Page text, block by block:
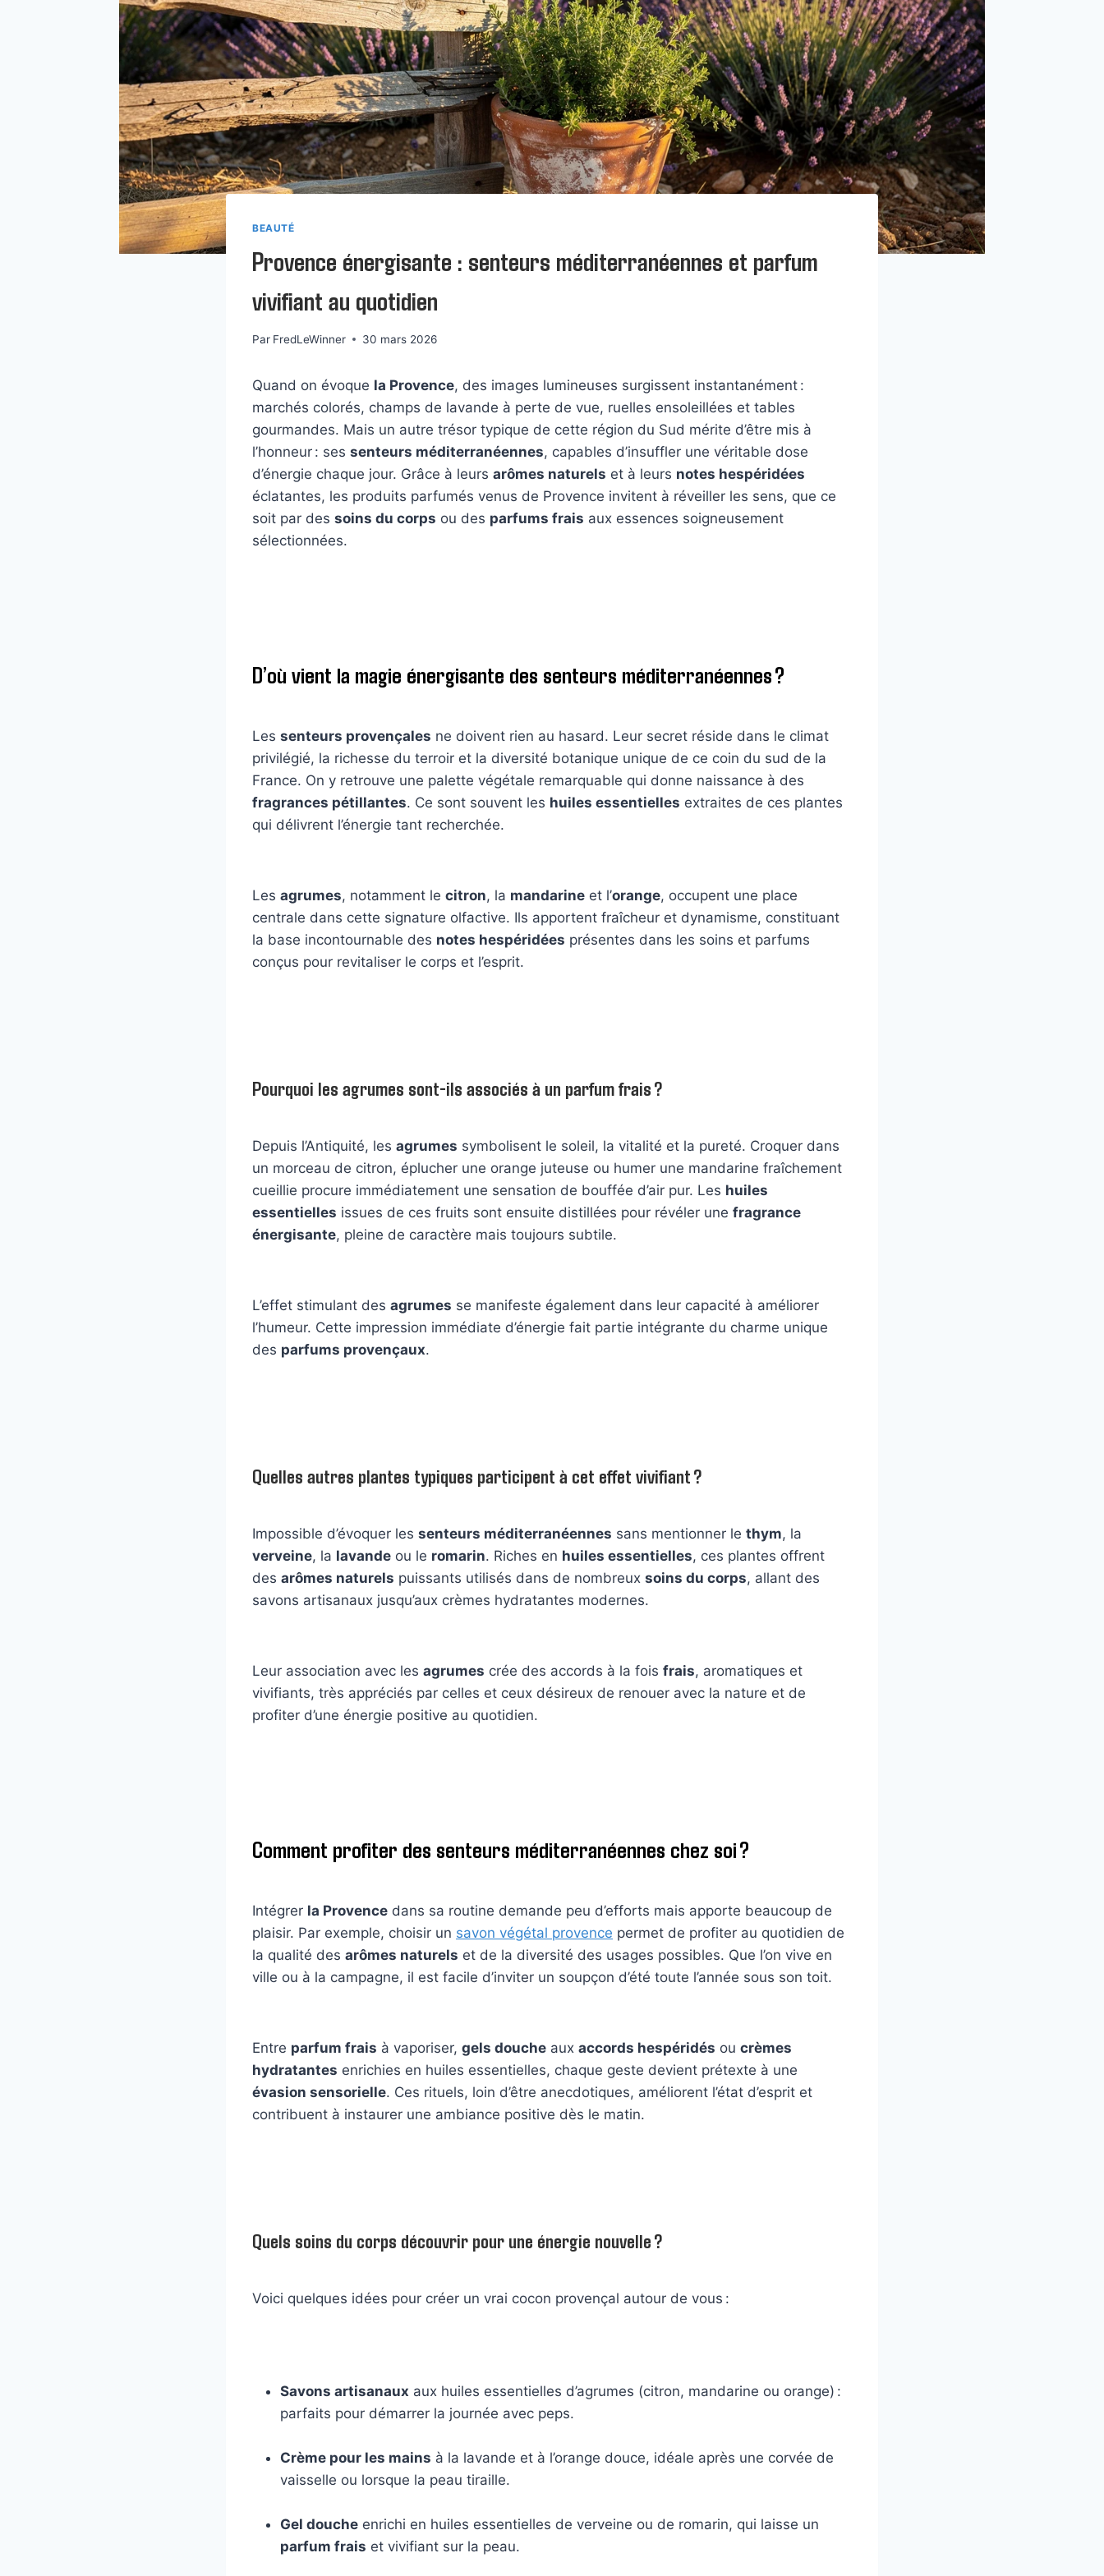
BEAUTÉ
Provence énergisante : senteurs méditerranéennes et parfum
vivifiant au quotidien
Par FredLeWinner 30 mars 2026
Quand on évoque la Provence, des images lumineuses surgissent instantanément :
marchés colorés, champs de lavande à perte de vue, ruelles ensoleillées et tables
gourmandes. Mais un autre trésor typique de cette région du Sud mérite d’être mis à
l’honneur : ses senteurs méditerranéennes, capables d’insuffler une véritable dose
d’énergie chaque jour. Grâce à leurs arômes naturels et à leurs notes hespéridées
éclatantes, les produits parfumés venus de Provence invitent à réveiller les sens, que ce
soit par des soins du corps ou des parfums frais aux essences soigneusement
sélectionnées.
D’où vient la magie énergisante des senteurs méditerranéennes ?
Les senteurs provençales ne doivent rien au hasard. Leur secret réside dans le climat
privilégié, la richesse du terroir et la diversité botanique unique de ce coin du sud de la
France. On y retrouve une palette végétale remarquable qui donne naissance à des
fragrances pétillantes. Ce sont souvent les huiles essentielles extraites de ces plantes
qui délivrent l’énergie tant recherchée.
Les agrumes, notamment le citron, la mandarine et l’orange, occupent une place
centrale dans cette signature olfactive. Ils apportent fraîcheur et dynamisme, constituant
la base incontournable des notes hespéridées présentes dans les soins et parfums
conçus pour revitaliser le corps et l’esprit.
Pourquoi les agrumes sont-ils associés à un parfum frais ?
Depuis l’Antiquité, les agrumes symbolisent le soleil, la vitalité et la pureté. Croquer dans
un morceau de citron, éplucher une orange juteuse ou humer une mandarine fraîchement
cueillie procure immédiatement une sensation de bouffée d’air pur. Les huiles
essentielles issues de ces fruits sont ensuite distillées pour révéler une fragrance
énergisante, pleine de caractère mais toujours subtile.
L’effet stimulant des agrumes se manifeste également dans leur capacité à améliorer
l’humeur. Cette impression immédiate d’énergie fait partie intégrante du charme unique
des parfums provençaux.
Quelles autres plantes typiques participent à cet effet vivifiant ?
Impossible d’évoquer les senteurs méditerranéennes sans mentionner le thym, la
verveine, la lavande ou le romarin. Riches en huiles essentielles, ces plantes offrent
des arômes naturels puissants utilisés dans de nombreux soins du corps, allant des
savons artisanaux jusqu’aux crèmes hydratantes modernes.
Leur association avec les agrumes crée des accords à la fois frais, aromatiques et
vivifiants, très appréciés par celles et ceux désireux de renouer avec la nature et de
profiter d’une énergie positive au quotidien.
Comment profiter des senteurs méditerranéennes chez soi ?
Intégrer la Provence dans sa routine demande peu d’efforts mais apporte beaucoup de
plaisir. Par exemple, choisir un savon végétal provence permet de profiter au quotidien de
la qualité des arômes naturels et de la diversité des usages possibles. Que l’on vive en
ville ou à la campagne, il est facile d’inviter un soupçon d’été toute l’année sous son toit.
Entre parfum frais à vaporiser, gels douche aux accords hespéridés ou crèmes
hydratantes enrichies en huiles essentielles, chaque geste devient prétexte à une
évasion sensorielle. Ces rituels, loin d’être anecdotiques, améliorent l’état d’esprit et
contribuent à instaurer une ambiance positive dès le matin.
Quels soins du corps découvrir pour une énergie nouvelle ?
Voici quelques idées pour créer un vrai cocon provençal autour de vous :
Savons artisanaux aux huiles essentielles d’agrumes (citron, mandarine ou orange) :
parfaits pour démarrer la journée avec peps.
Crème pour les mains à la lavande et à l’orange douce, idéale après une corvée de
vaisselle ou lorsque la peau tiraille.
Gel douche enrichi en huiles essentielles de verveine ou de romarin, qui laisse un
parfum frais et vivifiant sur la peau.